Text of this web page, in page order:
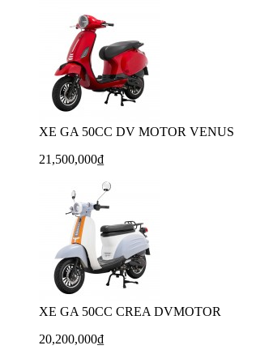
XE GA 50CC DV MOTOR VENUS
21,500,000₫
XE GA 50CC CREA DVMOTOR
20,200,000₫